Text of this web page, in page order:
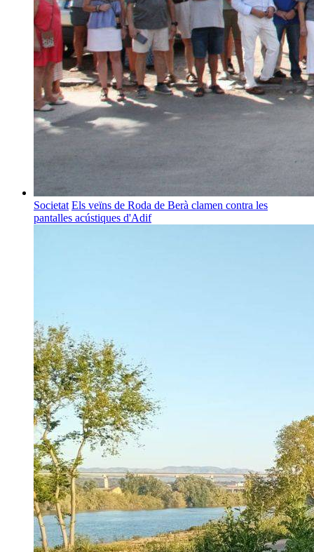
Societat Els veïns de Roda de Berà clamen contra les
pantalles acústiques d'Adif